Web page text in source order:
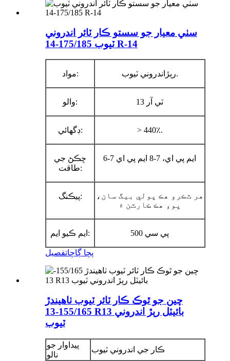
سٺي معيار جو سستو ڪار ٽائر اندروني
ٽيوب 175/185-14 R-14
مواد: رٻڙاندروني ٽيوب.
والو: ٽي آر 13
ڊگھائي: > 440٪.
ڇڪڻ جي
طاقت:
6-7 ايم پي اي، 7-8 ايم پي اي
پيڪنگ:
هر ٽڪرو هڪ پولي بيگ سان،
پوءِ هڪ ڪارٽن ۾
ايم ڪيو ايم: 50 0 پي سي
پڇا ڳاڇاتفصيل
چين جو ٿوڪ ڪار ٽائر ٽيوب ٺاهيندڙ
155/165-13 R13 بائيٽل رٻڙ اندروني
ٽيوب
پيداوار جو
نالو
ڪار جي اندروني ٽيوب